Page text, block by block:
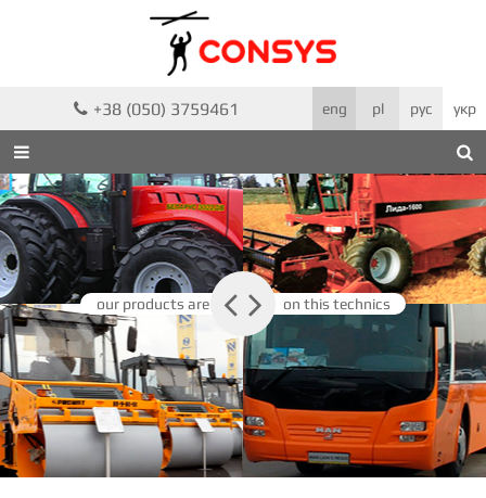
eng pl рус укр
 +38 (050) 3759461

our products are on this technics
 